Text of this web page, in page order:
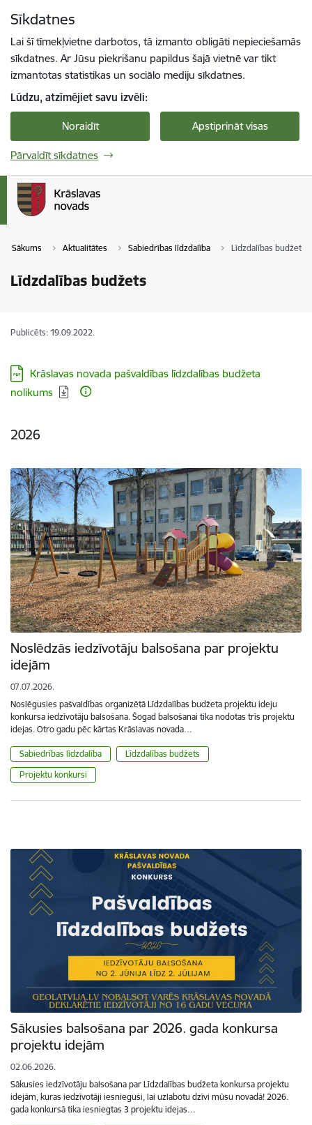
Sīkdatnes
Lai šī tīmekļvietne darbotos, tā izmanto obligāti nepieciešamās
sīkdatnes. Ar Jūsu piekrišanu papildus šajā vietnē var tikt
izmantotas statistikas un sociālo mediju sīkdatnes.
Lūdzu, atzīmējiet savu izvēli:
Noraidīt Apstiprināt visas
Pārvaldīt sīkdatnes
Sākums Aktualitātes Sabiedrības līdzdalība Līdzdalības budžets
Līdzdalības budžets
Publicēts: 19.09.2022.
Lejupielādēt:
Krāslavas novada pašvaldības līdzdalības budžeta
nolikums
2026
Noslēdzās iedzīvotāju balsošana par projektu
idejām
07.07.2026.
Noslēgusies pašvaldības organizētā Līdzdalības budžeta projektu ideju
konkursa iedzīvotāju balsošana. Šogad balsošanai tika nodotas trīs projektu
idejas. Otro gadu pēc kārtas Krāslavas novada…
Sabiedrības līdzdalība
Līdzdalības budžets
Projektu konkursi
Sākusies balsošana par 2026. gada konkursa
projektu idejām
02.06.2026.
Sākusies iedzīvotāju balsošana par Līdzdalības budžeta konkursa projektu
idejām, kuras iedzīvotāji iesnieguši, lai uzlabotu dzīvi mūsu novadā! 2026.
gada konkursā tika iesniegtas 3 projektu idejas…